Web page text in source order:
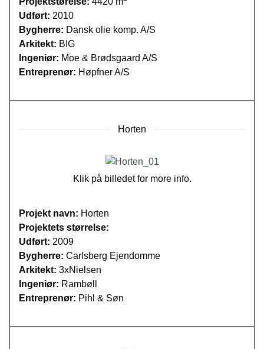
Udført: 2010
Bygherre: Dansk olie komp. A/S
Arkitekt: BIG
Ingeniør: Moe & Brødsgaard A/S
Entreprenør: Høpfner A/S
Horten
Klik på billedet for more info.
Projekt navn: Horten
Projektets størrelse:
Udført: 2009
Bygherre: Carlsberg Ejendomme
Arkitekt: 3xNielsen
Ingeniør: Rambøll
Entreprenør: Pihl & Søn